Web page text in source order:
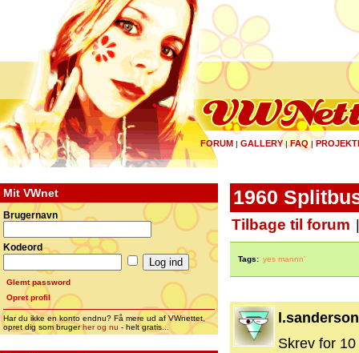
FORUM | GALLERY|FAQ |
Mit VWnet
Brugernavn
Kodeord
Glemt password
Opret profil
Har du ikke en konto endnu? Få mere ud af VWnettet,
opret dig som brugerher og nu - helt gratis...
1960
Tilbage til forum
Tags: yes mannn'
l.sanderson
Skrev for